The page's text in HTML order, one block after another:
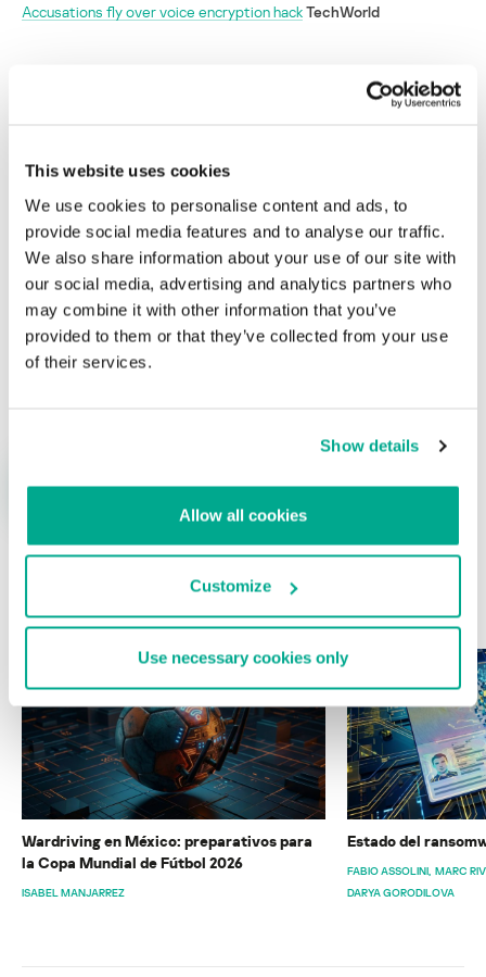
This website uses cookies
We use cookies to personalise content and ads, to
provide social media features and to analyse our traffic.
We also share information about your use of our site with
our social media, advertising and analytics partners who
may combine it with other information that you’ve
provided to them or that they’ve collected from your use
of their services.
Show details
Allow all cookies
Customize
Use necessary cookies only
Accusations fly over voice encryption hackTechWorld
Pirata inquieta a la industria de seguridad al
afirmar que puede burlar los sistemas de
Su dirección de correo electrónico no será publicada.
campos obligatorios están marcados con*
Nombre*
ÚLTIMAS PUBLICACIONES
Wardriving en México: preparativos para
la Copa Mundial de Fútbol 2026
ISABEL MANJARREZ
Estado del
FABIO ASSOLINI MARC
DARYA GORODILOVA